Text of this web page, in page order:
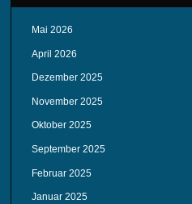
Mai 2026
April 2026
Dezember 2025
November 2025
Oktober 2025
September 2025
Februar 2025
Januar 2025